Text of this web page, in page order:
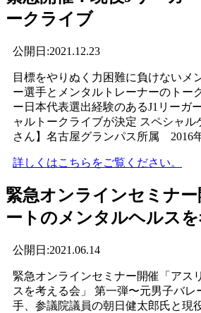
ークライブ
公開日:2021.12.23
目標をやりぬく力困難に負けないメ
ー選手とメンタルトレーナーのトー
ー日本代表選出経験のあるJ1リーガ
ャルトークライブが決定 スペシャ
さん】名古屋グランパス所属 2016
詳しくはこちらをご覧ください。
緊急オンラインセミナー
ートのメンタルヘルスを
公開日:2021.06.14
緊急オンラインセミナー開催「アス
スを考える会」 第⼀弾〜元男⼦バレ
⼿、参議院議員の朝⽇健太郎⽒と現